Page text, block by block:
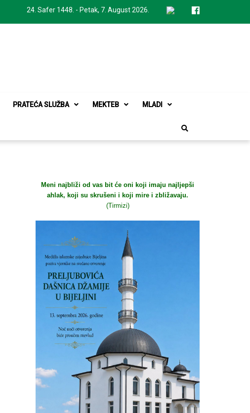
24. Safer 1448. - Petak, 7. August 2026.
PRATEĆA SLUŽBA MEKTEB MLADI
Meni najbliži od vas bit će oni koji imaju najljepši
ahlak, koji su skrušeni i koji mire i zbližavaju.
(Tirmizi)